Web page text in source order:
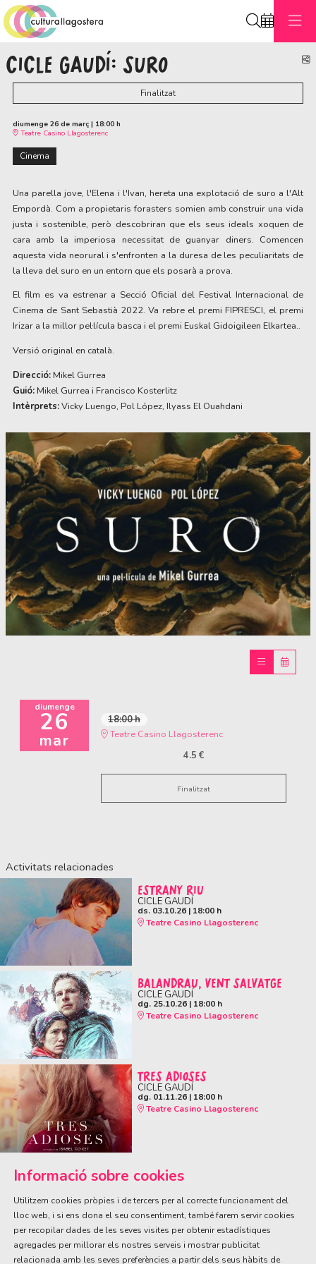
CICLE GAUDÍ: SURO
Finalitzat
diumenge 26 de març | 18:00 h
Teatre Casino Llagosterenc
Cinema
Una parella jove, l'Elena i l'Ivan, hereta una explotació de suro a l'Alt
Empordà. Com a propietaris forasters somien amb construir una vida
justa i sostenible, però descobriran que els seus ideals xoquen de
cara amb la imperiosa necessitat de guanyar diners. Comencen
aquesta vida neorural i s'enfronten a la duresa de les peculiaritats de
la lleva del suro en un entorn que els posarà a prova.
El film es va estrenar a Secció Oficial del Festival Internacional de
Cinema de Sant Sebastià 2022. Va rebre el premi FIPRESCI, el premi
Irizar a la millor pel·lícula basca i el premi Euskal Gidoigileen Elkartea..
Versió original en català.
Direcció: Mikel Gurrea
Guió: Mikel Gurrea i Francisco Kosterlitz
Intèrprets: Vicky Luengo, Pol López, Ilyass El Ouahdani
diumenge
26
mar
18:00 h
Teatre Casino Llagosterenc
4.5 €
Finalitzat
Activitats relacionades
ESTRANY RIU
CICLE GAUDÍ
ds. 03.10.26| 18:00 h
Teatre Casino Llagosterenc
BALANDRAU, VENT SALVATGE
CICLE GAUDÍ
dg. 25.10.26| 18:00 h
Teatre Casino Llagosterenc
TRES ADIOSES
CICLE GAUDÍ
dg. 01.11.26| 18:00 h
Teatre Casino Llagosterenc
ÀREA DE CULTURA
Olivareta, 38 · T. 972 83 00 05
cultura@llagostera.cat
Informació sobre cookies
Utilitzem cookies pròpies i de tercers per al correcte funcionament del
lloc web, i si ens dona el seu consentiment, també farem servir cookies
per recopilar dades de les seves visites per obtenir estadístiques
agregades per millorar els nostres serveis i mostrar publicitat
relacionada amb les seves preferències a partir dels seus hàbits de